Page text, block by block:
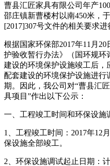
曹县汇匠家具有限公司年产
邵庄镇新曹楼村以南450米，
[2017]307号文件的相关要求
根据国家环保部2017年11月
护验收暂行办法》（国环规环
建设的环境保护设施竣工后，
配套建设的环境保护设施进行
期。因此，我公司对“曹县汇
具项目”作出以下公示：
一、工程竣工时间和环保设施
1、工程竣工时间：2017年12
保设施全部竣工。
2、环保设施调试起止日期：